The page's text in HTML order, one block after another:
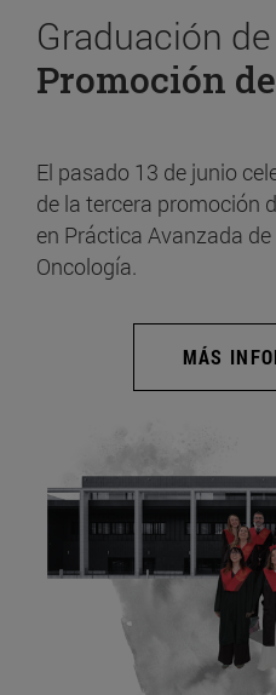
Graduación
Promoción
El pasado 13 de junio
de la tercera promoción
en Práctica Avanzada
Oncología.
MÁS